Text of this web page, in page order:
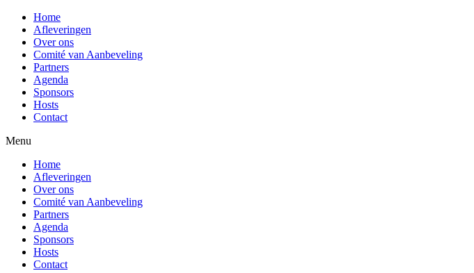
Home
Afleveringen
Over ons
Comité van Aanbeveling
Partners
Agenda
Sponsors
Hosts
Contact
Menu
Home
Afleveringen
Over ons
Comité van Aanbeveling
Partners
Agenda
Sponsors
Hosts
Contact